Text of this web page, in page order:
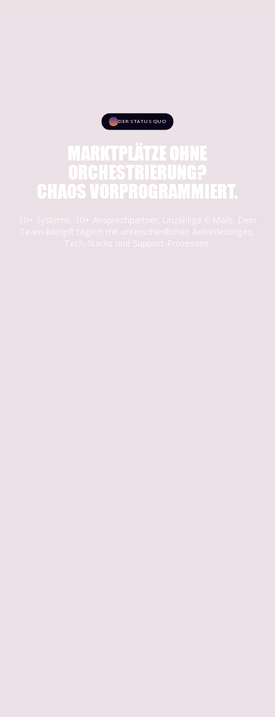
DER STATUS QUO
MARKTPLÄTZE OHNE
ORCHESTRIERUNG?
CHAOS VORPROGRAMMIERT.
10+ Systeme. 10+ Ansprechpartner. Unzählige E-Mails. Dein
Team kämpft täglich mit unterschiedlichen Anforderungen,
Tech-Stacks und Support-Prozessen.